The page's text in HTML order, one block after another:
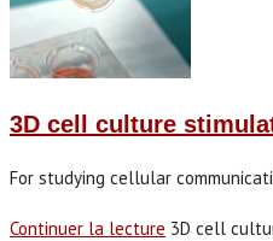
3D cell culture
For studying cellular
Continuer la lecture 3D cell